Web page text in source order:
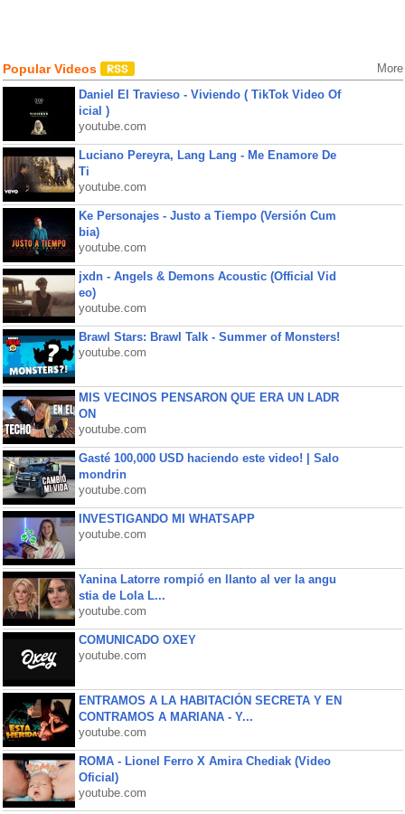
Popular Videos More
Daniel El Travieso - Viviendo ( TikTok Video Of
icial )
youtube.com
Luciano Pereyra, Lang Lang - Me Enamore De
Ti
youtube.com
Ke Personajes - Justo a Tiempo (Versión Cum
bia)
youtube.com
jxdn - Angels & Demons Acoustic (Official Vid
eo)
youtube.com
Brawl Stars: Brawl Talk - Summer of Monsters!
youtube.com
MIS VECINOS PENSARON QUE ERA UN LADR
ON
youtube.com
Gasté 100,000 USD haciendo este video! | Salo
mondrin
youtube.com
INVESTIGANDO MI WHATSAPP
youtube.com
Yanina Latorre rompió en llanto al ver la angu
stia de Lola L...
youtube.com
COMUNICADO OXEY
youtube.com
ENTRAMOS A LA HABITACIÓN SECRETA Y EN
CONTRAMOS A MARIANA - Y...
youtube.com
ROMA - Lionel Ferro X Amira Chediak (Video
Oficial)
youtube.com